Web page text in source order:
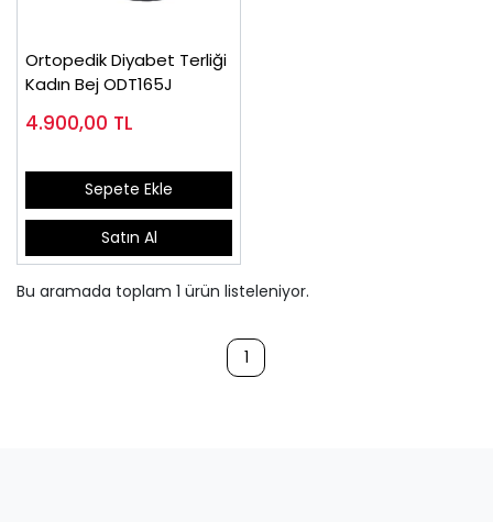
Ortopedik Diyabet Terliği
Kadın Bej ODT165J
4.900,00 TL
Sepete Ekle
Satın Al
Bu aramada toplam 1 ürün listeleniyor.
1